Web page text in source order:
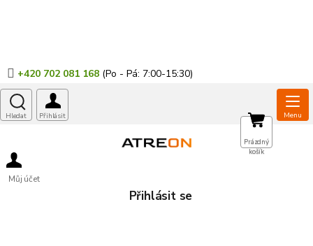
+420 702 081 168
Můj účet
Přihlásit se
NÁKUPNÍ
KOŠÍK
Prázdný
košík